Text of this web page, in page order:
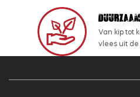
Duurzaam
Van kip tot
vlees uit de